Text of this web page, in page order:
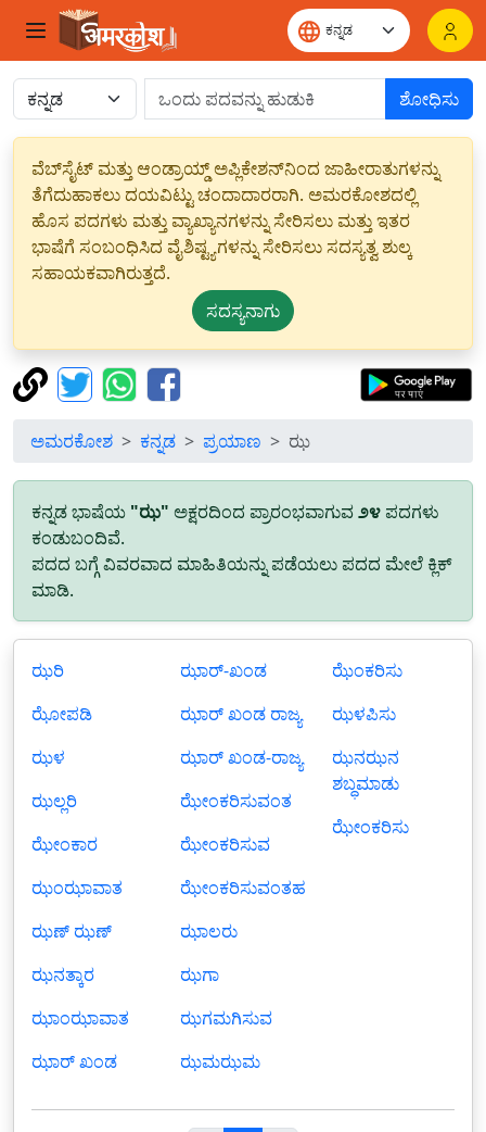
ಶೋಧಿಸು
ವೆಬ್‌ಸೈಟ್ ಮತ್ತು ಆಂಡ್ರಾಯ್ಡ್ ಅಪ್ಲಿಕೇಶನ್‌ನಿಂದ ಜಾಹೀರಾತುಗಳನ್ನು
ತೆಗೆದುಹಾಕಲು ದಯವಿಟ್ಟು ಚಂದಾದಾರರಾಗಿ. ಅಮರಕೋಶದಲ್ಲಿ
ಹೊಸ ಪದಗಳು ಮತ್ತು ವ್ಯಾಖ್ಯಾನಗಳನ್ನು ಸೇರಿಸಲು ಮತ್ತು ಇತರ
ಭಾಷೆಗೆ ಸಂಬಂಧಿಸಿದ ವೈಶಿಷ್ಟ್ಯಗಳನ್ನು ಸೇರಿಸಲು ಸದಸ್ಯತ್ವ ಶುಲ್ಕ
ಸಹಾಯಕವಾಗಿರುತ್ತದೆ.
ಸದಸ್ಯನಾಗು
ಅಮರಕೋಶ ಕನ್ನಡ ಪ್ರಯಾಣ ಝ
ಕನ್ನಡ ಭಾಷೆಯ "ಝ" ಅಕ್ಷರದಿಂದ ಪ್ರಾರಂಭವಾಗುವ೨೪ ಪದಗಳು
ಕಂಡುಬಂದಿವೆ.
ಪದದ ಬಗ್ಗೆ ವಿವರವಾದ ಮಾಹಿತಿಯನ್ನು ಪಡೆಯಲು ಪದದ ಮೇಲೆ ಕ್ಲಿಕ್
ಮಾಡಿ.
ಝರಿ
ಝೋಪಡಿ
ಝಳ
ಝಲ್ಲರಿ
ಝೇಂಕಾರ
ಝಂಝಾವಾತ
ಝಣ್ ಝಣ್
ಝನತ್ಕಾರ
ಝಾಂಝಾವಾತ
ಝಾರ್ ಖಂಡ
ಝಾರ್-ಖಂಡ
ಝಾರ್ ಖಂಡ ರಾಜ್ಯ
ಝಾರ್ ಖಂಡ-ರಾಜ್ಯ
ಝೇಂಕರಿಸುವಂತ
ಝೇಂಕರಿಸುವ
ಝೇಂಕರಿಸುವಂತಹ
ಝಾಲರು
ಝಗಾ
ಝಗಮಗಿಸುವ
ಝಮಝಮ
ಝೆಂಕರಿಸು
ಝಳಪಿಸು
ಝನಝನ
ಶಬ್ಧಮಾಡು
ಝೇಂಕರಿಸು